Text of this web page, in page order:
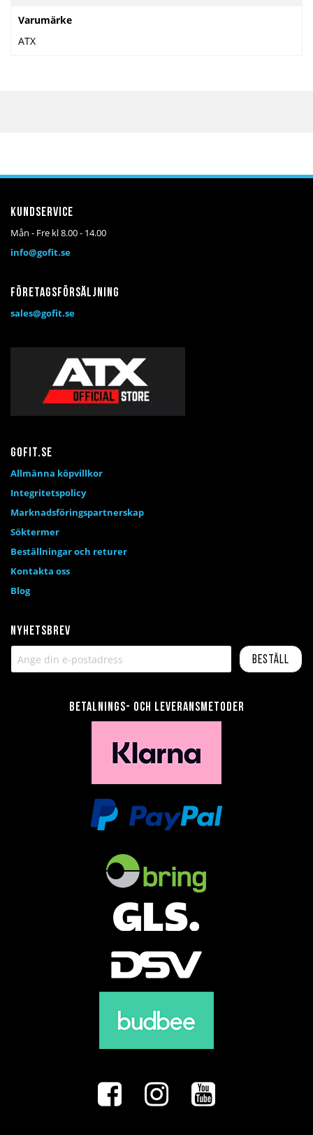
Varumärke
ATX
Nyhetsbrev
Beställ
Kundservice
Mån - Fre kl 8.00 - 14.00
info@gofit.se
Företagsförsäljning
sales@gofit.se
Betalnings- och leveransmetoder
Gofit.se
Allmänna köpvillkor
Integritetspolicy
Marknadsföringspartnerskap
Söktermer
Beställningar och returer
Kontakta oss
Blog